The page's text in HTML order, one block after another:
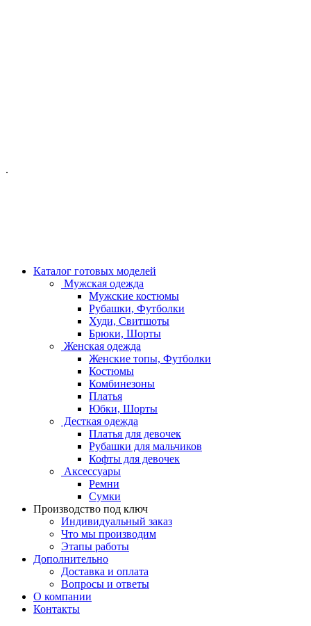
.
Каталог готовых моделей
Мужская одежда
Мужские костюмы
Рубашки, Футболки
Худи, Свитшоты
Брюки, Шорты
Женская одежда
Женские топы, Футболки
Костюмы
Комбинезоны
Платья
Юбки, Шорты
Десткая одежда
Платья для девочек
Рубашки для мальчиков
Кофты для девочек
Аксессуары
Ремни
Сумки
Производство под ключ
Индивидуальный заказ
Что мы производим
Этапы работы
Дополнительно
Доставка и оплата
Вопросы и ответы
О компании
Контакты